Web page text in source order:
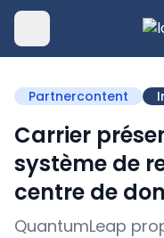
Partnercontent
Carrier
système de
centre de
QuantumLeap